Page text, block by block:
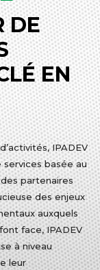
DE
EN
IPADEV
basée au
partenaires
des enjeux
auxquels
face, IPADEV
à niveau
leur